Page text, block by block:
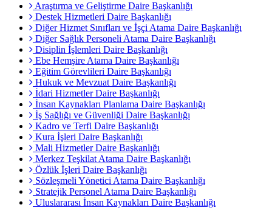
Araştırma ve Geliştirme Daire Başkanlığı
Destek Hizmetleri Daire Başkanlığı
Diğer Hizmet Sınıfları ve İşçi Atama Daire Başkanlığı
Diğer Sağlık Personeli Atama Daire Başkanlığı
Disiplin İşlemleri Daire Başkanlığı
Ebe Hemşire Atama Daire Başkanlığı
Eğitim Görevlileri Daire Başkanlığı
Hukuk ve Mevzuat Daire Başkanlığı
İdari Hizmetler Daire Başkanlığı
İnsan Kaynakları Planlama Daire Başkanlığı
İş Sağlığı ve Güvenliği Daire Başkanlığı
Kadro ve Terfi Daire Başkanlığı
Kura İşleri Daire Başkanlığı
Mali Hizmetler Daire Başkanlığı
Merkez Teşkilat Atama Daire Başkanlığı
Özlük İşleri Daire Başkanlığı
Sözleşmeli Yönetici Atama Daire Başkanlığı
Stratejik Personel Atama Daire Başkanlığı
Uluslararası İnsan Kaynakları Daire Başkanlığı